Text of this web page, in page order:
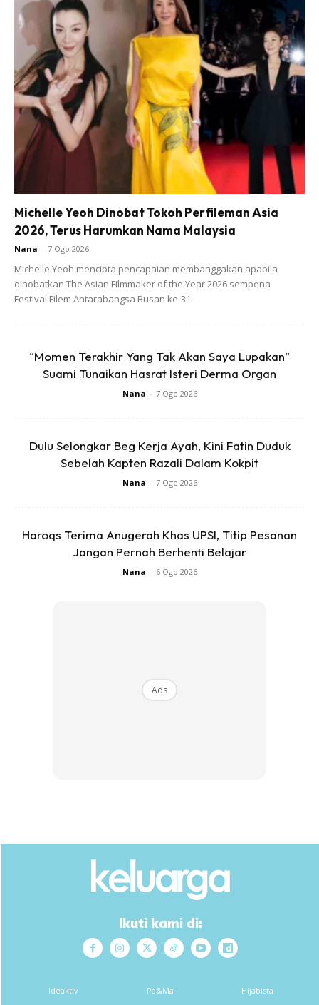
View this post on Instagram
Menjengah ke ruangan komen, rata-rata netizen menitip
doa yang baik-baik untuk Emma dan sekaligus berharap
agar Emma dan adik beradik yang lain kekal menutup aurat.
Michelle Yeoh Dinobat Tokoh Perfileman Asia
2026, Terus Harumkan Nama Malaysia
Nana - 7 Ogo 2026
Michelle Yeoh mencipta pencapaian membanggakan apabila
dinobatkan The Asian Filmmaker of the Year 2026 sempena
Festival Filem Antarabangsa Busan ke-31.
“Momen Terakhir Yang Tak Akan Saya Lupakan”
Suami Tunaikan Hasrat Isteri Derma Organ
Nana - 7 Ogo 2026
Dulu Selongkar Beg Kerja Ayah, Kini Fatin Duduk
Sebelah Kapten Razali Dalam Kokpit
Nana - 7 Ogo 2026
Haroqs Terima Anugerah Khas UPSI, Titip Pesanan
Jangan Pernah Berhenti Belajar
Nana - 6 Ogo 2026
Ads
Ikuti kami di:
Ideaktiv Pa&Ma Hijabista